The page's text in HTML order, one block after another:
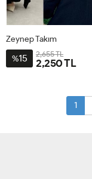
Zeynep Takım
%15 2,655 TL
2,250 TL
1